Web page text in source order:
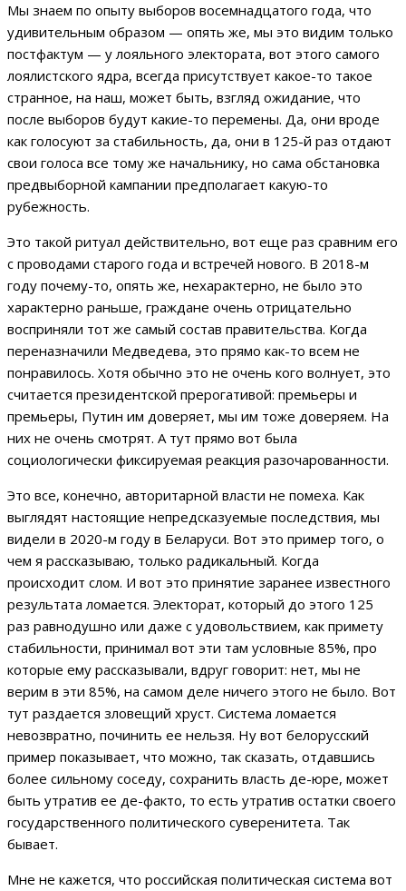
Мы знаем по опыту выборов восемнадцатого года, что
удивительным образом — опять же, мы это видим только
постфактум — у лояльного электората, вот этого самого
лоялистского ядра, всегда присутствует какое-то такое
странное, на наш, может быть, взгляд ожидание, что
после выборов будут какие-то перемены. Да, они вроде
как голосуют за стабильность, да, они в 125-й раз отдают
свои голоса все тому же начальнику, но сама обстановка
предвыборной кампании предполагает какую-то
рубежность.
Это такой ритуал действительно, вот еще раз сравним его
с проводами старого года и встречей нового. В 2018-м
году почему-то, опять же, нехарактерно, не было это
характерно раньше, граждане очень отрицательно
восприняли тот же самый состав правительства. Когда
переназначили Медведева, это прямо как-то всем не
понравилось. Хотя обычно это не очень кого волнует, это
считается президентской прерогативой: премьеры и
премьеры, Путин им доверяет, мы им тоже доверяем. На
них не очень смотрят. А тут прямо вот была
социологически фиксируемая реакция разочарованности.
Это все, конечно, авторитарной власти не помеха. Как
выглядят настоящие непредсказуемые последствия, мы
видели в 2020-м году в Беларуси. Вот это пример того, о
чем я рассказываю, только радикальный. Когда
происходит слом. И вот это принятие заранее известного
результата ломается. Электорат, который до этого 125
раз равнодушно или даже с удовольствием, как примету
стабильности, принимал вот эти там условные 85%, про
которые ему рассказывали, вдруг говорит: нет, мы не
верим в эти 85%, на самом деле ничего этого не было. Вот
тут раздается зловещий хруст. Система ломается
невозвратно, починить ее нельзя. Ну вот белорусский
пример показывает, что можно, так сказать, отдавшись
более сильному соседу, сохранить власть де-юре, может
быть утратив ее де-факто, то есть утратив остатки своего
государственного политического суверенитета. Так
бывает.
Мне не кажется, что российская политическая система вот